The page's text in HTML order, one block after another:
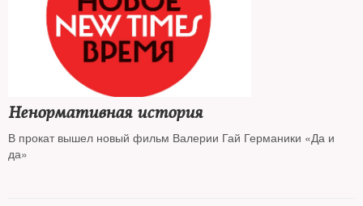
Ненормативная история
В прокат вышел новый фильм Валерии Гай Германики «Да и
да»